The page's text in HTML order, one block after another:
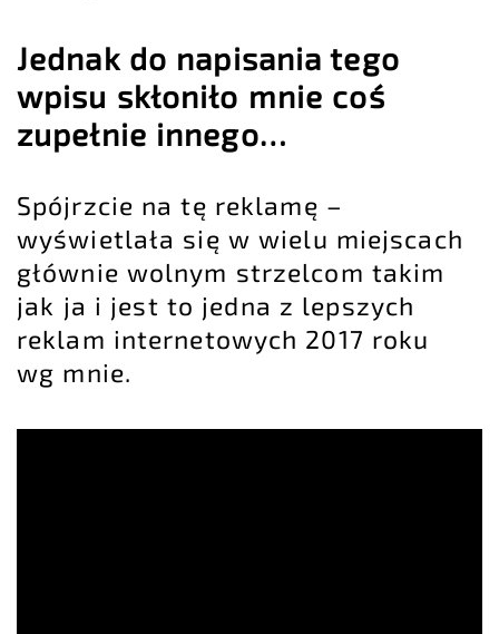
Jednak do napisania tego
wpisu skłoniło mnie coś
zupełnie innego…
Spójrzcie na tę reklamę –
wyświetlała się w wielu miejscach
głównie wolnym strzelcom takim
jak ja i jest to jedna z lepszych
reklam internetowych 2017 roku
wg mnie.